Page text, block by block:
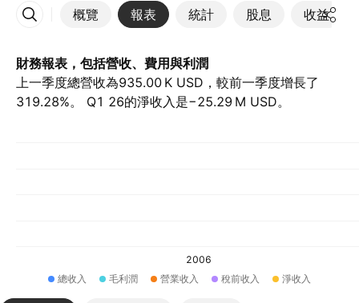
概覽 報表 統計 股息 收益
更多
財務報表，包括營收、費用與利潤
上一季度總營收為‪935.00 K‬ USD，較前一季度增長了
319.28%。 Q1 26的淨收入是‪−25.29 M‬ USD。
2006
總收入
毛利潤 營業收入 稅前收入 淨收入